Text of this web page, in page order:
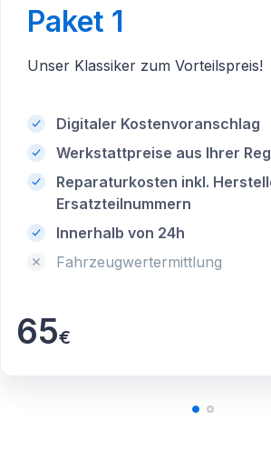
Paket 1
Unser Klassiker zum Vorteilspreis!
Digitaler Kostenvoranschlag
Werkstattpreise aus Ihrer
Reparaturkosten inkl.
Ersatzteilnummern
Innerhalb von 24h
Fahrzeugwertermittlung
65€